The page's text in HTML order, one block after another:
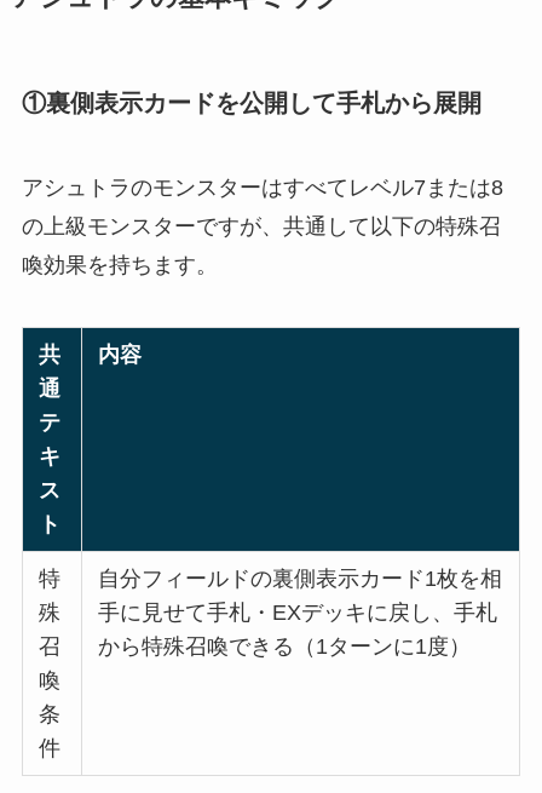
①裏側表示カードを公開して手札から展開
アシュトラのモンスターはすべてレベル7または8
の上級モンスターですが、共通して以下の特殊召
喚効果を持ちます。
共
通
テ
キ
ス
ト
内容
特
殊
召
喚
条
件
自分フィールドの裏側表示カード1枚を相
手に見せて手札・EXデッキに戻し、手札
から特殊召喚できる（1ターンに1度）